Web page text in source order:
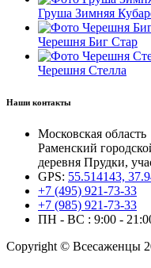
Груша Зимняя
Черешня Биг Стар
Черешня Стелла
Наши контакты
Московская область
Раменский
деревня Прудки,
GPS: 55.514143,
+7 (495) 921-73-33
+7 (985) 921-73-33
ПН - ВС : 9:00 -
Copyright © Всесаженцы